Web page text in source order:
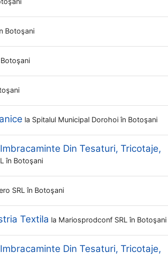
Botoşani
la Spitalul Municipal Dorohoi în Botoşani
Din Tesaturi, Tricotaje,
în Botoşani
SRL în Botoşani
Textila la Mariosprodconf SRL în Botoşani
Din Tesaturi, Tricotaje,